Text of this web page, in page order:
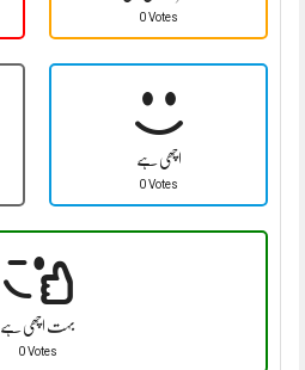
0 Votes
اچھی ہے
0 Votes
بہت اچھی ہے
0 Votes